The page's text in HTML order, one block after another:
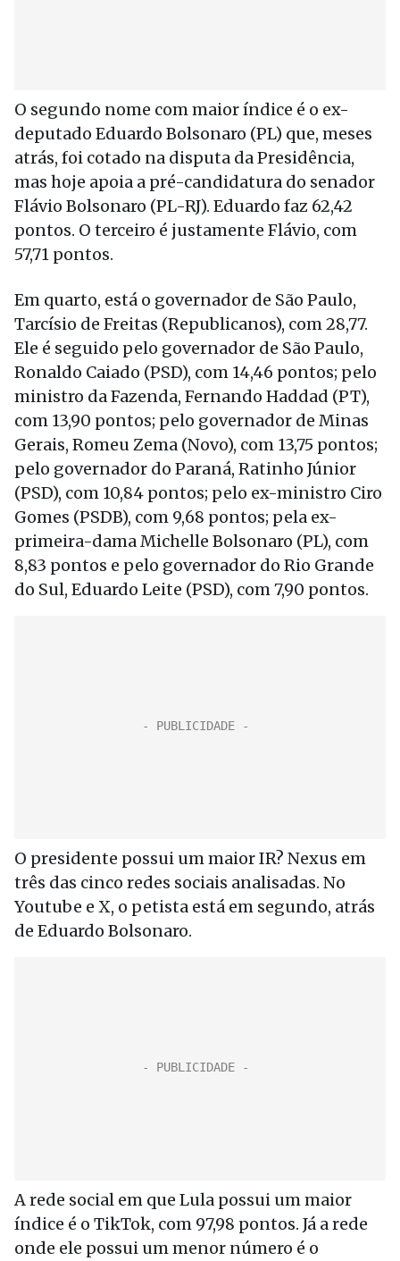
O segundo nome com maior índice é o ex-
deputado Eduardo Bolsonaro (PL) que, meses
atrás, foi cotado na disputa da Presidência,
mas hoje apoia a pré-candidatura do senador
Flávio Bolsonaro (PL-RJ). Eduardo faz 62,42
pontos. O terceiro é justamente Flávio, com
57,71 pontos.
Em quarto, está o governador de São Paulo,
Tarcísio de Freitas (Republicanos), com 28,77.
Ele é seguido pelo governador de São Paulo,
Ronaldo Caiado (PSD), com 14,46 pontos; pelo
ministro da Fazenda, Fernando Haddad (PT),
com 13,90 pontos; pelo governador de Minas
Gerais, Romeu Zema (Novo), com 13,75 pontos;
pelo governador do Paraná, Ratinho Júnior
(PSD), com 10,84 pontos; pelo ex-ministro Ciro
Gomes (PSDB), com 9,68 pontos; pela ex-
primeira-dama Michelle Bolsonaro (PL), com
8,83 pontos e pelo governador do Rio Grande
do Sul, Eduardo Leite (PSD), com 7,90 pontos.
O presidente possui um maior IR? Nexus em
três das cinco redes sociais analisadas. No
Youtube e X, o petista está em segundo, atrás
de Eduardo Bolsonaro.
A rede social em que Lula possui um maior
índice é o TikTok, com 97,98 pontos. Já a rede
onde ele possui um menor número é o